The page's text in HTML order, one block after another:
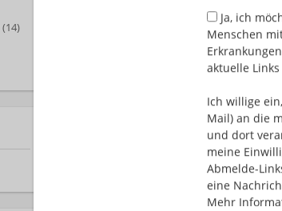
(14)
Ja, ich
Menschen
aktuelle
Ich willige
Mail) an die
und dort
meine
Abmelde-
eine
Mehr
myAbility.jobs ist die größte
Finde deinen idealen Tourismus
Gib in die Suchmaske Begriffe
Entdecke eine große Auswahl
Filtere dafür einfach nach
Du interessierst dich für Jobs